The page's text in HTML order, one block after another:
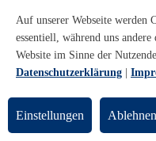
© Claudia Sobich/SFB
SFB1232|25.01.2019
Aus dem Leben
Mit Heike Sonnenberg und
Auf unserer Webseite werden
essentiell, während uns
Website im Sinne der
Datenschutzerklärung
Einstellungen Ablehnen